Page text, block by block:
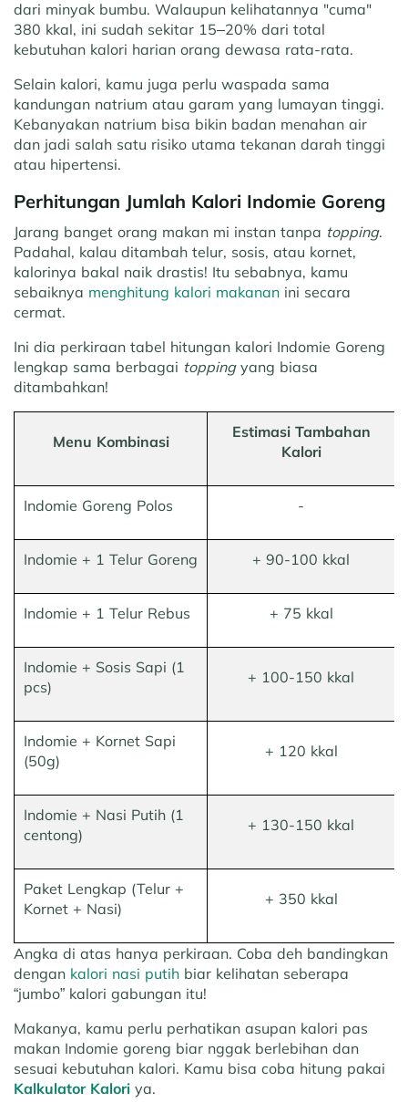
dari minyak bumbu. Walaupun kelihatannya "cuma"
380 kkal, ini sudah sekitar 15–20% dari total
kebutuhan kalori harian orang dewasa rata-rata.
Selain kalori, kamu juga perlu waspada sama
kandungan natrium atau garam yang lumayan tinggi.
Kebanyakan natrium bisa bikin badan menahan air
dan jadi salah satu risiko utama tekanan darah tinggi
atau hipertensi.
Perhitungan Jumlah Kalori Indomie Goreng
Jarang banget orang makan mi instan tanpa topping.
Padahal, kalau ditambah telur, sosis, atau kornet,
kalorinya bakal naik drastis! Itu sebabnya, kamu
sebaiknya menghitung kalori makanan ini secara
cermat.
Ini dia perkiraan tabel hitungan kalori Indomie Goreng
lengkap sama berbagai toppingyang biasa
ditambahkan!
Menu Kombinasi
Estimasi Tambahan
Kalori
Indomie Goreng Polos -
Indomie + 1 Telur Goreng + 90-100 kkal
Indomie + 1 Telur Rebus + 75 kkal
Indomie + Sosis Sapi (1
pcs)
+ 100-150 kkal
Indomie + Kornet Sapi
(50g)
+ 120 kkal
Indomie + Nasi Putih (1
centong)
+ 130-150 kkal
Paket Lengkap (Telur +
Kornet + Nasi)
+ 350 kkal
Angka di atas hanya perkiraan. Coba deh bandingkan
dengan kalori nasi putih biar kelihatan seberapa
“jumbo” kalori gabungan itu!
Makanya, kamu perlu perhatikan asupan kalori pas
makan Indomie goreng biar nggak berlebihan dan
sesuai kebutuhan kalori. Kamu bisa coba hitung pakai
Kalkulator Kalori ya.